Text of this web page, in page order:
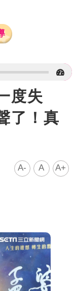
度失
了！真
A- A A+